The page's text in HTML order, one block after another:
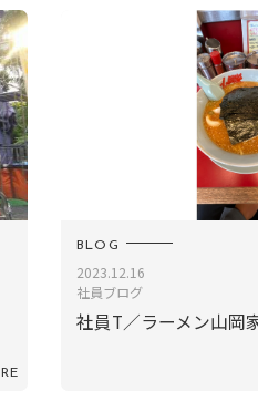
BLOG
2023.12.16
社員ブログ
社員T／ラーメン山岡家